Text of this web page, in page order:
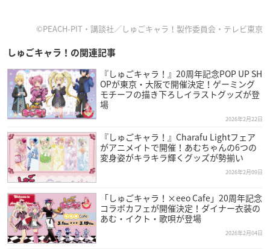
©PEACH-PIT・講談社／しゅごキャラ！製作委員会・テレビ東京
しゅごキャラ！の関連記事
『しゅごキャラ！』20周年記念POP UP SH
OPが東京・大阪で開催決定！ゲーミング
モチーフの描き下ろしイラストグッズが登
場
2026年2月22日
『しゅごキャラ！』Charafu Lightフェア
がアニメイトで開催！あむちゃんの6つの
変身姿がキラキラ輝くグッズが勢揃い
2026年2月09日
「しゅごキャラ！×eeo Cafe」20周年記念
コラボカフェが開催決定！ダイナー衣装の
あむ・イクト・歌唄が登場
2026年2月04日